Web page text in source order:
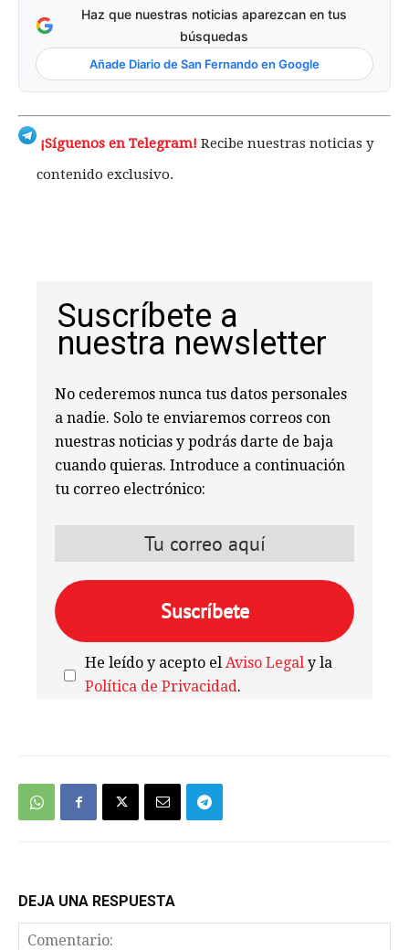
Haz que nuestras noticias aparezcan en tus
búsquedas
Añade Diario de San Fernando en Google
¡Síguenos en Telegram! Recibe nuestras noticias y
contenido exclusivo.
Suscríbete a
nuestra newsletter
No cederemos nunca tus datos personales
a nadie. Solo te enviaremos correos con
nuestras noticias y podrás darte de baja
cuando quieras. Introduce a continuación
tu correo electrónico:
He leído y acepto elAviso Legal y la
Política de Privacidad.
DEJA UNA RESPUESTA